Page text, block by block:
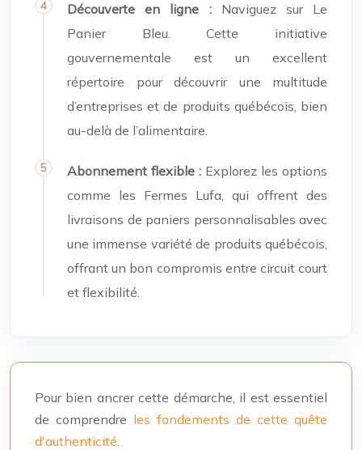
Découverte en ligne :Naviguez sur Le
Panier Bleu. Cette initiative
gouvernementale est un excellent
répertoire pour découvrir une multitude
d’entreprises et de produits québécois, bien
au-delà de l’alimentaire.
Abonnement flexible : Explorez les options
comme les Fermes Lufa, qui offrent des
livraisons de paniers personnalisables avec
une immense variété de produits québécois,
offrant un bon compromis entre circuit court
et flexibilité.
Pour bien ancrer cette démarche, il est essentiel
de comprendre les fondements de cette quête
d'authenticité.